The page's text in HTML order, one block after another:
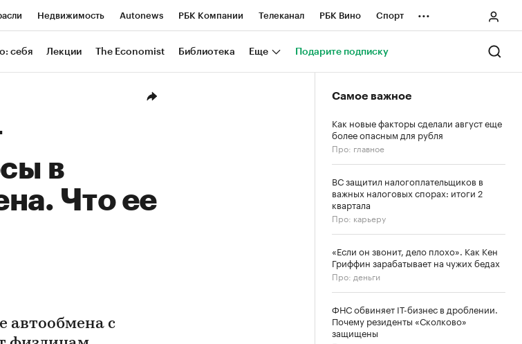
Недвижимость Autonews РБК Компании Телеканал РБК Вино Спорт
РБК Life Тренды Визионеры Национальные проекты Город
...
себя Лекции The Economist Библиотека Еще Подарите подписку
в
Что ее
автообмена с
Самое важное
Как новые факторы сделали август еще
более опасным для рубля
Про: главное
ВС защитил налогоплательщиков в
важных налоговых спорах: итоги 2
квартала
Про: карьеру
«Если он звонит, дело плохо». Как Кен
Гриффин зарабатывает на чужих бедах
Про: деньги
ФНС обвиняет IT-бизнес в дроблении.
Почему резиденты «Сколково»
защищены